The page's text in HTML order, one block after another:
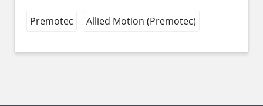
Premotec Allied Motion (Premotec)